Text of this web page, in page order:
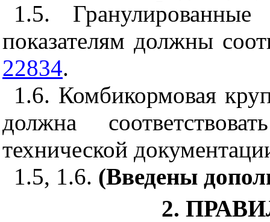
1.5.
показателям должны
22834.
1.6. Комбикормовая
должна
технической
1.5, 1.6. (Введены
2.